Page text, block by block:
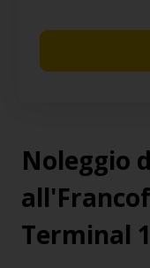
Noleggio
Terminal 1